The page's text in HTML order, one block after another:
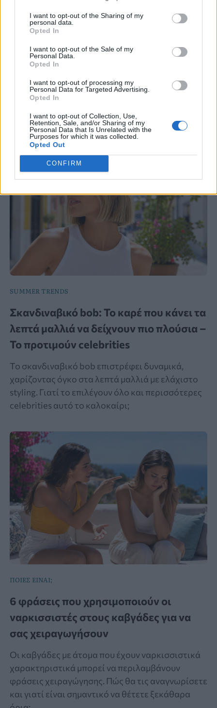
I want to opt-out of the Sharing of my
personal data.
Opted In
I want to opt-out of the Sale of my
Personal Data.
Opted In
I want to opt-out of processing my
Personal Data for Targeted Advertising.
Opted In
I want to opt-out of Collection, Use,
Retention, Sale, and/or Sharing of my
Personal Data that Is Unrelated with the
Purposes for which it was collected.
Opted Out
CONFIRM
Λευκό φιλί: Τι είναι, γιατί διχάζει τα
έρωτα πιο απολαυστικό
που διχάζει τα ζευγάρια – Τι ακριβώς είναι, γιατί
προκαλεί διαφορετικές αντιδράσεις και πότε
μπορεί να ενισχύσει την ερωτική εμπειρία.
SUMMER TRENDS
Σκανδιναβικό bob: Το καρέ που κάνει τα
λεπτά μαλλιά να δείχνουν πιο πλούσια –
Το προτιμούν celebrities
Το σκανδιναβικό bob επιστρέφει δυναμικά,
χαρίζοντας όγκο στα λεπτά μαλλιά με ελάχιστο
styling. Γιατί το επιλέγουν όλο και περισσότερες
celebrities αυτό το καλοκαίρι;
ΠΟΙΕΣ ΕΙΝΑΙ;
6 φράσεις που χρησιμοποιούν οι
ναρκισσιστές στους καβγάδες για να
σας χειραγωγήσουν
Οι καβγάδες με άτομα που έχουν ναρκισσιστικά
χαρακτηριστικά μπορεί να περιλαμβάνουν
φράσεις χειραγώγησης. Πώς θα τις αναγνωρίσετε
και γιατί είναι σημαντικό να θέτετε ξεκάθαρα